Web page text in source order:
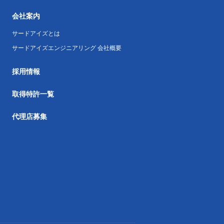
会社案内
サードアイズとは
サードアイズエンジニアリング 会社概要
採用情報
取得特許一覧
代理店募集